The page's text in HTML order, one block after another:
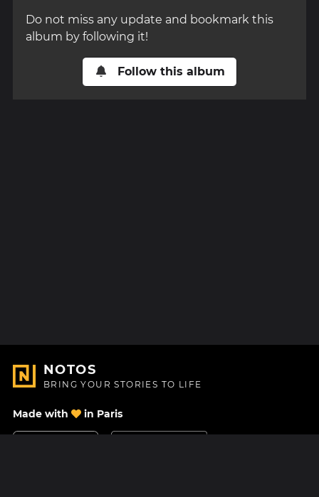
Do not miss any update and bookmark this
album by following it!
Follow this album
NOTOS
BRING YOUR STORIES TO LIFE
Made with in Paris